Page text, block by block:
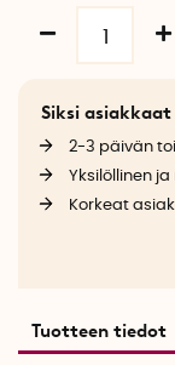
Siksi
2-3 päivän
Yksilöllinen
Korkeat
Tuotteen tiedot